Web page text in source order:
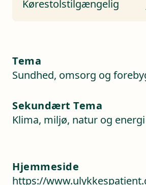
Kørestolstilgængelig
Tema
Sundhed, omsorg og
Sekundært Tema
Klima, miljø, natur og energi
Hjemmeside
https://